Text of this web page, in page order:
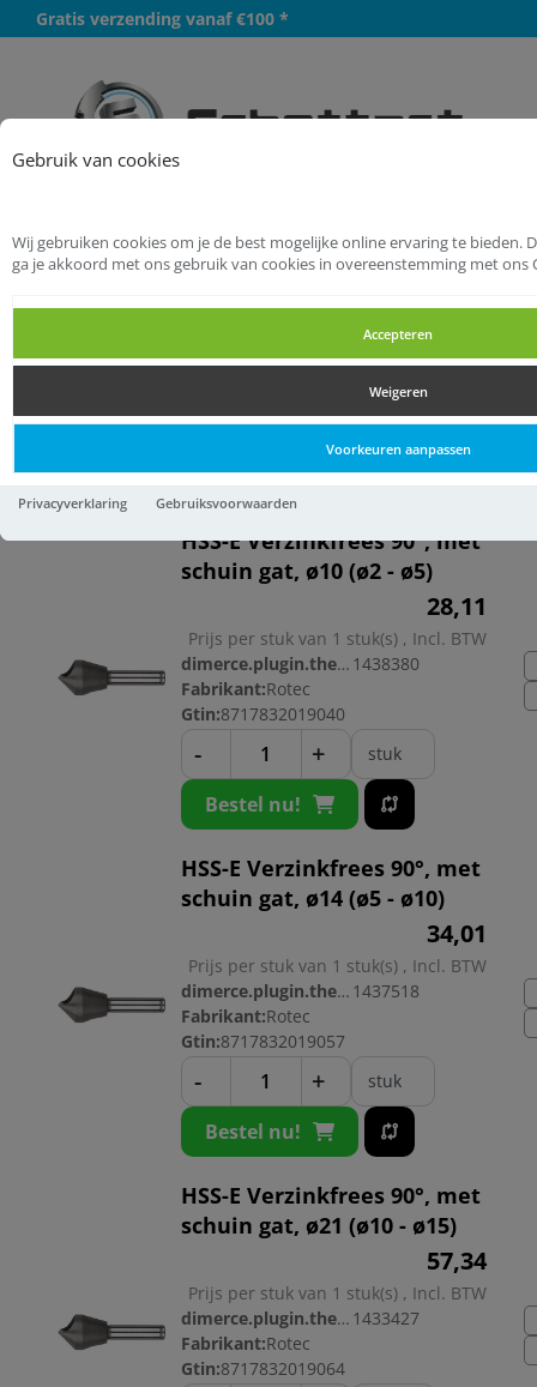
Gebruik van cookies
Wij gebruiken cookies om je de best mogelijke online ervaring te bieden.
ga je akkoord met ons gebruik van cookies in overeenstemming met ons
Accepteren
Weigeren
Voorkeuren aanpassen
Privacyverklaring Gebruiksvoorwaarden
Gratis verzending vanaf €100 *
Startpagina
Verspanende gereedschappen
Boren
Verzinkboren
HSS-E Verzinkfrees 90°, met
schuin gat, ø10 (ø2 - ø5)
28,11
Prijs per stuk van 1 stuk(s) , Incl. BTW
dimerce.plugin.theme.productnr: 1438380
Fabrikant:Rotec
Gtin:8717832019040
- + stuk
Bestel nu!
HSS-E Verzinkfrees 90°, met
schuin gat, ø14 (ø5 - ø10)
34,01
Prijs per stuk van 1 stuk(s) , Incl. BTW
dimerce.plugin.theme.productnr: 1437518
Fabrikant:Rotec
Gtin:8717832019057
- + stuk
Bestel nu!
HSS-E Verzinkfrees 90°, met
schuin gat, ø21 (ø10 - ø15)
57,34
Prijs per stuk van 1 stuk(s) , Incl. BTW
dimerce.plugin.theme.productnr: 1433427
Fabrikant:Rotec
Gtin:8717832019064